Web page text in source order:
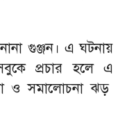
গুঞ্জন। এ ঘটনায়
প্রচার হলে এ
ও সমালোচনা ঝড়